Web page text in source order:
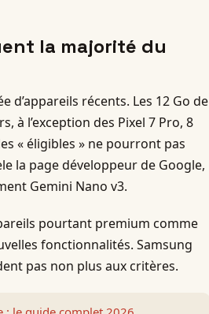
la majorité du
d’appareils récents. Les 12 Go de
à l’exception des Pixel 7 Pro, 8
« éligibles » ne pourront pas
la page développeur de Google,
Gemini Nano v3.
pourtant premium comme
fonctionnalités. Samsung
pas non plus aux critères.